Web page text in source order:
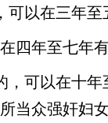
可以在三年
四年至七年
，可以在十
当众强奸妇